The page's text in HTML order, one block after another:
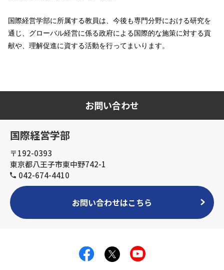
国際経営学部に所属する教員は、今後も専門分野における研究を
通じ、グローバル経営に係る政府による国際的な施策に対する貢
献や、理解促進に資する活動を行ってまいります。
お問い合わせ
国際経営学部
〒192-0393
東京都八王子市東中野742-1
042-674-4410
お問い合わせはこちら